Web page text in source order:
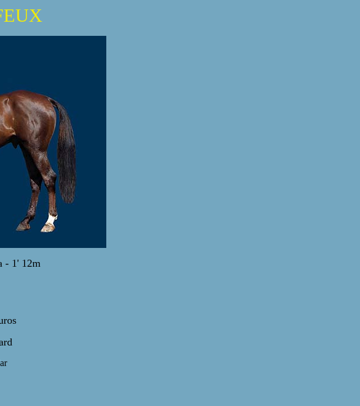
- 1' 12m